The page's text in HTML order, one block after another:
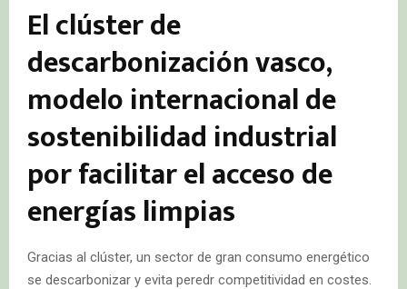
El clúster de
descarbonización vasco,
modelo internacional de
sostenibilidad industrial
por facilitar el acceso de
energías limpias
Gracias al clúster, un sector de gran consumo energético
se descarbonizar y evita peredr competitividad en costes.